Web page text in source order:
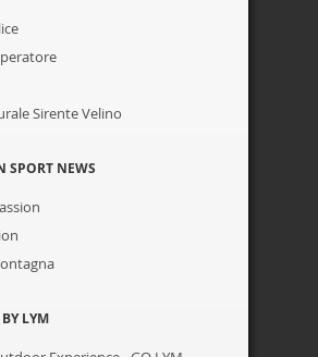
Sirente Velino
SPORT NEWS
LYM